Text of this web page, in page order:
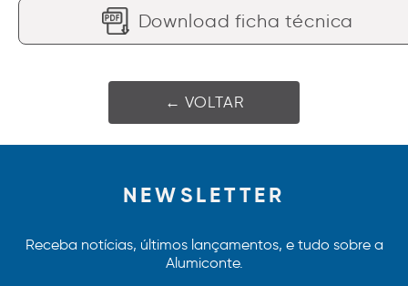
Download ficha técnica
← VOLTAR
NEWSLETTER
Receba notícias, últimos lançamentos, e tudo sobre a
Alumiconte.